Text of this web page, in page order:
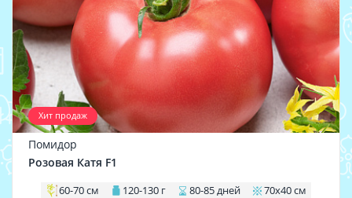
Хит продаж
Помидор
Розовая Катя F1
60-70 см 120-130 г 80-85 дней 70х40 см